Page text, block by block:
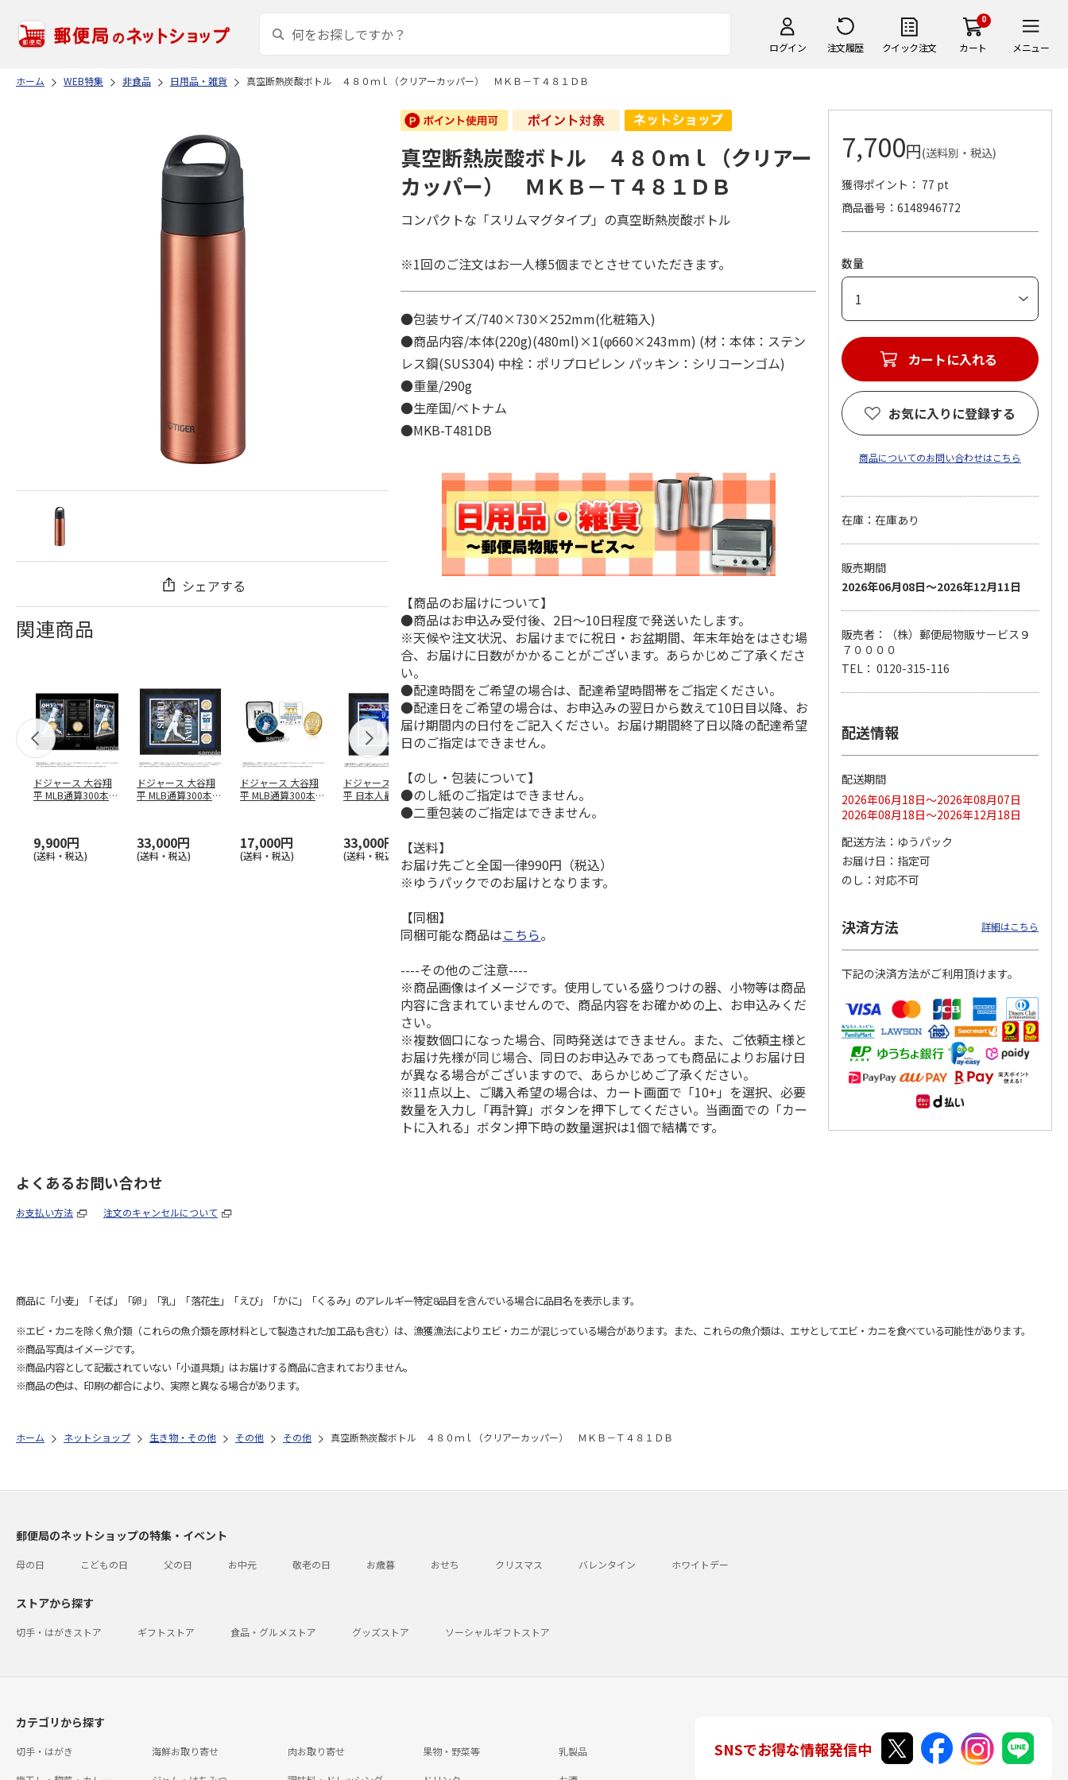
ログイン 注文履歴 クイック注文
0
カート メニュー
ホーム WEB特集 非食品 日用品・雑貨 真空断熱炭酸ボトル ４８０ｍｌ（クリアーカッパー） ＭＫＢ－Ｔ４８１ＤＢ
シェアする
関連商品
ドジャース 大谷翔
平 MLB通算300本塁
9,900円
(送料・税込)
ドジャース 大谷翔
平 MLB通算300本塁
33,000円
(送料・税込)
ドジャース 大谷翔
平 MLB通算300本塁
17,000円
(送料・税込)
ドジャース 大谷翔
平 日本人最多53試
合連続出塁記念 ダ
33,000円
(送料・税込)
MLB ドジャース 大
谷翔平 2026 NL 3・
4月投手…
平 日本人最多53試
合連続出塁記念 コ
イ…
ドジャース 大谷翔
平 日本人最多53試
合連続出塁記念 シ
ル…
17,000円
(送料・税込)
谷翔平 2026 NL 3・
4月投手…
真空断熱炭酸ボトル ４８０ｍｌ（クリアー
カッパー） ＭＫＢ－Ｔ４８１ＤＢ
コンパクトな「スリムマグタイプ」の真空断熱炭酸ボトル
※1回のご注文はお一人様5個までとさせていただきます。
●包装サイズ/740×730×252mm(化粧箱入)
●商品内容/本体(220g)(480ml)×1(φ660×243mm) (材：本体：ステン
レス鋼(SUS304) 中栓：ポリプロピレン パッキン：シリコーンゴム)
●重量/290g
●生産国/ベトナム
●MKB-T481DB
【商品のお届けについて】
●商品はお申込み受付後、2日～10日程度で発送いたします。
※天候や注文状況、お届けまでに祝日・お盆期間、年末年始をはさむ場
合、お届けに日数がかかることがございます。あらかじめご了承くださ
い。
●配達時間をご希望の場合は、配達希望時間帯をご指定ください。
●配達日をご希望の場合は、お申込みの翌日から数えて10日目以降、お
届け期間内の日付をご記入ください。お届け期間終了日以降の配達希望
日のご指定はできません。
【のし・包装について】
●のし紙のご指定はできません。
●二重包装のご指定はできません。
【送料】
お届け先ごと全国一律990円（税込）
※ゆうパックでのお届けとなります。
【同梱】
同梱可能な商品はこちら。
----その他のご注意----
※商品画像はイメージです。使用している盛りつけの器、小物等は商品
内容に含まれていませんので、商品内容をお確かめの上、お申込みくだ
さい。
※複数個口になった場合、同時発送はできません。また、ご依頼主様と
お届け先様が同じ場合、同日のお申込みであっても商品によりお届け日
が異なる場合がございますので、あらかじめご了承ください。
※11点以上、ご購入希望の場合は、カート画面で「10+」を選択、必要
数量を入力し「再計算」ボタンを押下してください。当画面での「カー
トに入れる」ボタン押下時の数量選択は1個で結構です。
7,700円(送料別・税込)
獲得ポイント： 77 pt
商品番号
6148946772
数量
カートに入れる
お気に入りに登録する
商品についてのお問い合わせはこちら
在庫：在庫あり
販売期間
2026年06月08日～2026年12月11日
販売者：（株）郵便局物販サービス９
７００００
TEL： 0120-315-116
配送情報
配送期間
2026年06月18日～2026年08月07日
2026年08月18日～2026年12月18日
配送方法
ゆうパック
お届け日
指定可
のし
対応不可
決済方法 詳細はこちら
下記の決済方法がご利用頂けます。
よくあるお問い合わせ
お支払い方法 注文のキャンセルについて
商品に「小麦」「そば」「卵」「乳」「落花生」「えび」「かに」「くるみ」のアレルギー特定8品目を含んでいる場合に品目名を表示します。
※エビ・カニを除く魚介類（これらの魚介類を原材料として製造された加工品も含む）は、漁獲漁法によりエビ・カニが混じっている場合があります。また、これらの魚介類は、エサとしてエビ・カニを食べている可能性があります。
※商品写真はイメージです。
※商品内容として記載されていない「小道具類」はお届けする商品に含まれておりません。
※商品の色は、印刷の都合により、実際と異なる場合があります。
ホーム ネットショップ 生き物・その他 その他 その他 真空断熱炭酸ボトル ４８０ｍｌ（クリアーカッパー） ＭＫＢ－Ｔ４８１ＤＢ
郵便局のネットショップの特集・イベント
母の日 こどもの日 父の日 お中元 敬老の日 お歳暮 おせち クリスマス バレンタイン ホワイトデー
ストアから探す
切手・はがきストア ギフトストア 食品・グルメストア グッズストア ソーシャルギフトストア
カテゴリから探す
切手・はがき 海鮮お取り寄せ 肉お取り寄せ 果物・野菜等 乳製品 SNSでお得な情報発信中